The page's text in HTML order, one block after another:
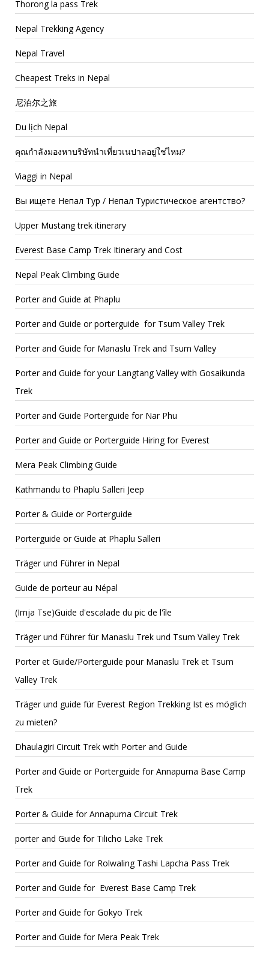
Thorong la pass Trek
Nepal Trekking Agency
Nepal Travel
Cheapest Treks in Nepal
尼泊尔之旅
Du lịch Nepal
คุณกำลังมองหาบริษัทนำเที่ยวเนปาลอยู่ใช่ไหม?
Viaggi in Nepal
Вы ищете Непал Тур / Непал Туристическое агентство?
Upper Mustang trek itinerary
Everest Base Camp Trek Itinerary and Cost
Nepal Peak Climbing Guide
Porter and Guide at Phaplu
Porter and Guide or porterguide for Tsum Valley Trek
Porter and Guide for Manaslu Trek and Tsum Valley
Porter and Guide for your Langtang Valley with Gosaikunda
Trek
Porter and Guide Porterguide for Nar Phu
Porter and Guide or Porterguide Hiring for Everest
Mera Peak Climbing Guide
Kathmandu to Phaplu Salleri Jeep
Porter & Guide or Porterguide
Porterguide or Guide at Phaplu Salleri
Träger und Führer in Nepal
Guide de porteur au Népal
(Imja Tse)Guide d'escalade du pic de l'île
Träger und Führer für Manaslu Trek und Tsum Valley Trek
Porter et Guide/Porterguide pour Manaslu Trek et Tsum
Valley Trek
Träger und guide für Everest Region Trekking Ist es möglich
zu mieten?
Dhaulagiri Circuit Trek with Porter and Guide
Porter and Guide or Porterguide for Annapurna Base Camp
Trek
Porter & Guide for Annapurna Circuit Trek
porter and Guide for Tilicho Lake Trek
Porter and Guide for Rolwaling Tashi Lapcha Pass Trek
Porter and Guide for Everest Base Camp Trek
Porter and Guide for Gokyo Trek
Porter and Guide for Mera Peak Trek